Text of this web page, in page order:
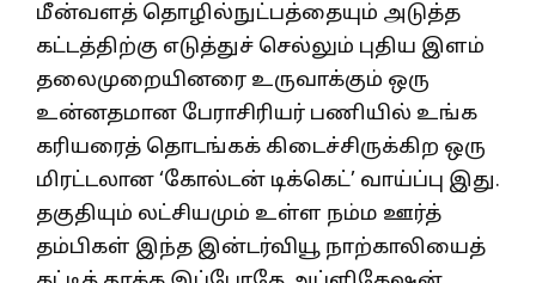
மீன்வளத் தொழில்நுட்பத்தையும் அடுத்த
கட்டத்திற்கு எடுத்துச் செல்லும் புதிய இளம்
தலைமுறையினரை உருவாக்கும் ஒரு
உன்னதமான பேராசிரியர் பணியில் உங்க
கரியரைத் தொடங்கக் கிடைச்சிருக்கிற ஒரு
மிரட்டலான ‘கோல்டன் டிக்கெட்’ வாய்ப்பு இது.
தகுதியும் லட்சியமும் உள்ள நம்ம ஊர்த்
தம்பிகள் இந்த இன்டர்வியூ நாற்காலியைத்